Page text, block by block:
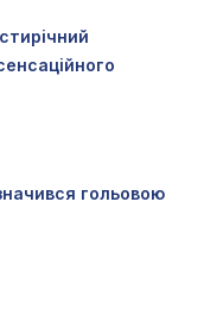
гольовою